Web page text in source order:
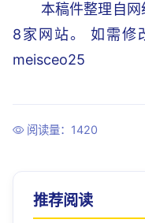
本稿件整理自
8家网站。 如需修
meisceo25
阅读量：1420
推荐阅读